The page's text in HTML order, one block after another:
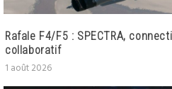
Rafale F4/F5 : SPECTRA,
collaboratif
1 août 2026